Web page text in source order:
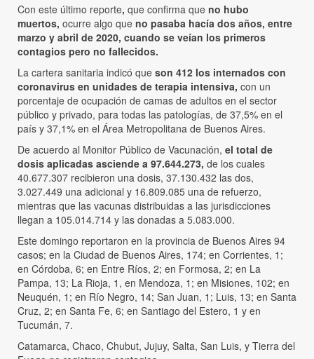
Con este último reporte, que confirma que no hubo
muertos, ocurre algo que no pasaba hacía dos años, entre
marzo y abril de 2020, cuando se veían los primeros
contagios pero no fallecidos.
La cartera sanitaria indicó que son 412 los internados con
coronavirus en unidades de terapia intensiva, con un
porcentaje de ocupación de camas de adultos en el sector
público y privado, para todas las patologías, de 37,5% en el
país y 37,1% en el Área Metropolitana de Buenos Aires.
De acuerdo al Monitor Público de Vacunación, el total de
dosis aplicadas asciende a 97.644.273, de los cuales
40.677.307 recibieron una dosis, 37.130.432 las dos,
3.027.449 una adicional y 16.809.085 una de refuerzo,
mientras que las vacunas distribuidas a las jurisdicciones
llegan a 105.014.714 y las donadas a 5.083.000.
Este domingo reportaron en la provincia de Buenos Aires 94
casos; en la Ciudad de Buenos Aires, 174; en Corrientes, 1;
en Córdoba, 6; en Entre Ríos, 2; en Formosa, 2; en La
Pampa, 13; La Rioja, 1, en Mendoza, 1; en Misiones, 102; en
Neuquén, 1; en Río Negro, 14; San Juan, 1; Luis, 13; en Santa
Cruz, 2; en Santa Fe, 6; en Santiago del Estero, 1 y en
Tucumán, 7.
Catamarca, Chaco, Chubut, Jujuy, Salta, San Luis, y Tierra del